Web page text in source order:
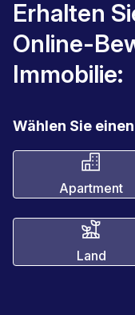
Erhalten
Online-
Immobilie:
Wählen Sie
Apartment
Land